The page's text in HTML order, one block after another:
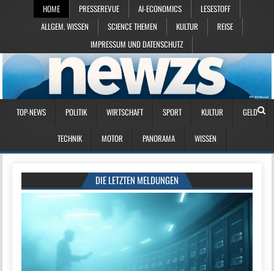
HOME PRESSEREVUE AI-ECONOMICS
LESESTOFF
ALLGEM. WISSEN
SCIENCE THEMEN KULTUR
REISE
IMPRESSUM UND DATENSCHUTZ
TOP-NEWS POLITIK WIRTSCHAFT SPORT KULTUR GELD
TECHNIK MOTOR PANORAMA WISSEN
DIE LETZTEN MELDUNGEN